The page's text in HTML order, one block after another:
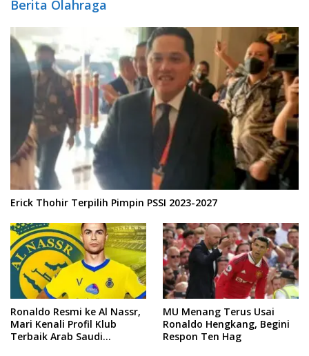
Berita Olahraga
Erick Thohir Terpilih Pimpin PSSI 2023-2027
Ronaldo Resmi ke Al Nassr,
Mari Kenali Profil Klub
Terbaik Arab Saudi
MU Menang Terus Usai
Ronaldo Hengkang, Begini
Respon Ten Hag